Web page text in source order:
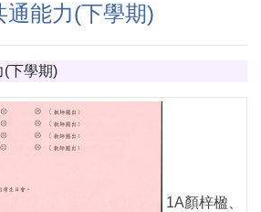
通能力(下學期)
(下學期)
1A顏梓楹、